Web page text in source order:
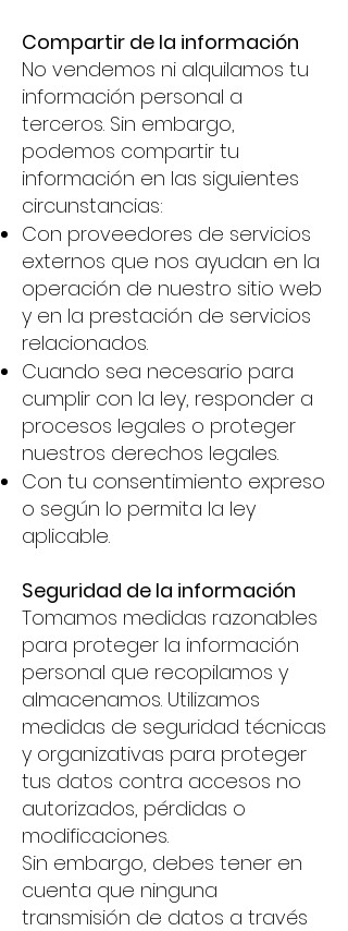
Compartir de la información
No vendemos ni alquilamos tu
información personal a
terceros. Sin embargo,
podemos compartir tu
información en las siguientes
circunstancias:
Con proveedores de servicios
externos que nos ayudan en la
operación de nuestro sitio web
y en la prestación de servicios
relacionados.
Cuando sea necesario para
cumplir con la ley, responder a
procesos legales o proteger
nuestros derechos legales.
Con tu consentimiento expreso
o según lo permita la ley
aplicable.
Seguridad de la información
Tomamos medidas razonables
para proteger la información
personal que recopilamos y
almacenamos. Utilizamos
medidas de seguridad técnicas
y organizativas para proteger
tus datos contra accesos no
autorizados, pérdidas o
modificaciones.
Sin embargo, debes tener en
cuenta que ninguna
transmisión de datos a través